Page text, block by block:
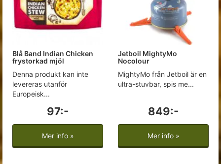
Blå Band Indian Chicken
frystorkad mjöl
Denna produkt kan inte
levereras utanför
Europeisk...
97:-
Mer info »
Jetboil MightyMo
Nocolour
MightyMo från Jetboil är en
ultra-stuvbar, spis me...
849:-
Mer info »